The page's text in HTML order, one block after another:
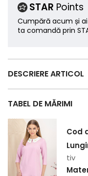
STAR Points
Cumpără acum și ai
ta comandă prin
DESCRIERE ARTICOL
TABEL DE MĂRIMI
Cod
tiv